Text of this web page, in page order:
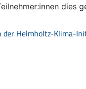
dies
der Helmholtz-Klima-